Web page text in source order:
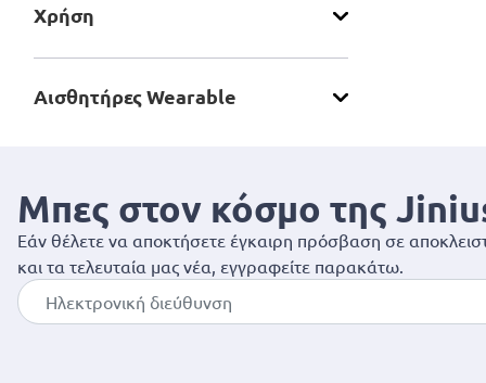
Χρήση
Αισθητήρες Wearable
Μπες στον κόσμο της
Εάν θέλετε να αποκτήσετε έγκαιρη πρόσβαση σε
και τα τελευταία μας νέα, εγγραφείτε παρακάτω.